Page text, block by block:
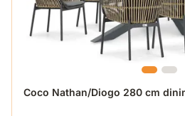
Coco Nathan/Diogo 280 cm
De prijs is afhankelijk van de